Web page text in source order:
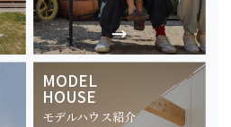
MODEL
HOUSE
モデルハウス紹介